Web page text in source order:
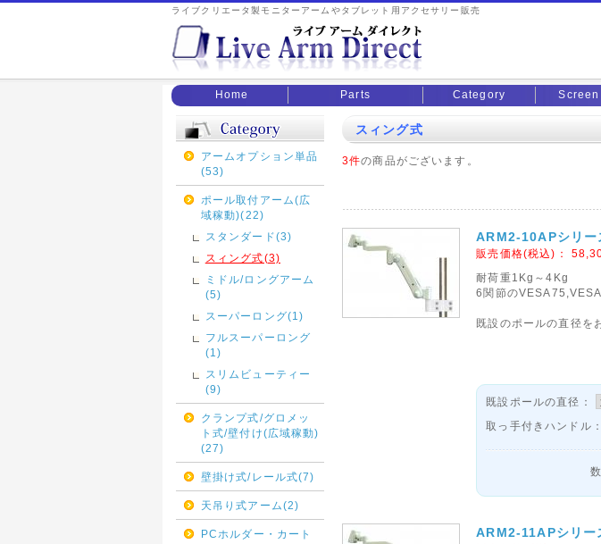
ライブクリエータ製モニターアームやタブレット用アクセサリー販売
Home Parts Category
アームオプション単品
(53)
ポール取付アーム(広
域稼動)(22)
スタンダード(3)
スィング式(3)
ミドル/ロングアーム
(5)
スーパーロング(1)
フルスーパーロング
(1)
スリムビューティー
(9)
クランプ式/グロメッ
ト式/壁付け(広域稼動)
(27)
壁掛け式/レール式(7)
天吊り式アーム(2)
PCホルダー・カート
スィング式
3件の商品がございます。
ARM2-10APシリー
販売価格(税込)：
耐荷重1Kg～4Kg
6関節の
既設のポールの直径を
既設ポールの直径：
取っ手付きハンドル：
ARM2-11APシリー